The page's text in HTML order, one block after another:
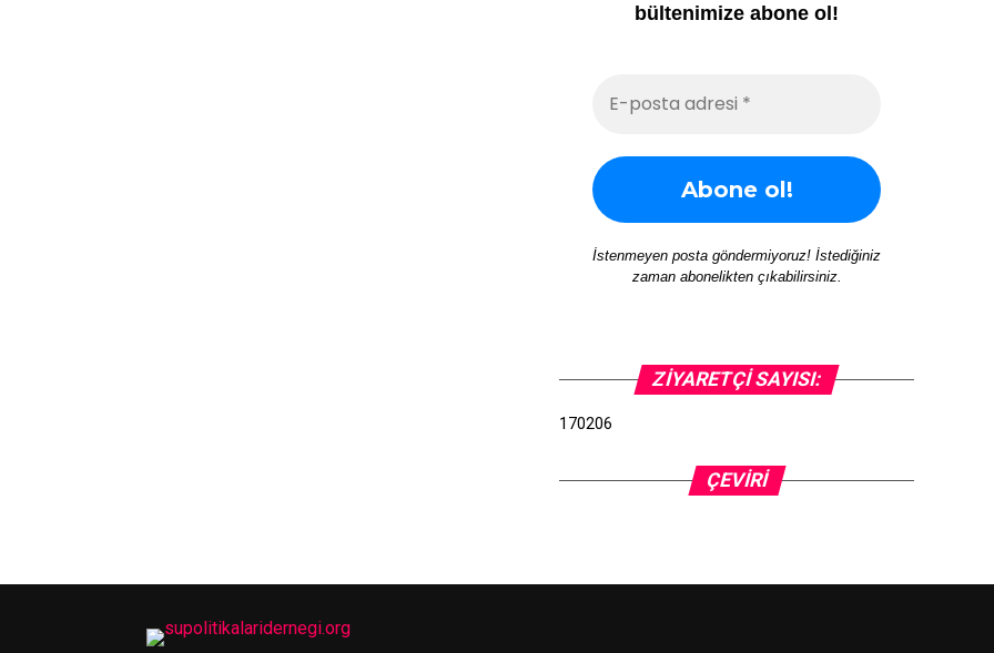
bültenimize abone ol!
İstenmeyen posta göndermiyoruz! İstediğiniz
zaman abonelikten çıkabilirsiniz.
ZIYARETÇI SAYISI:
170206
ÇEVIRI